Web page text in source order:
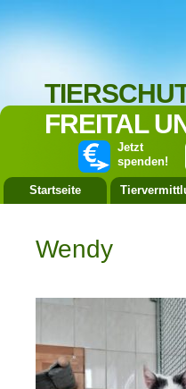
FREITAL
Jetzt
spenden!
Startseite
Wendy